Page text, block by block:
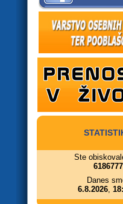
Ste
6186777
Danes
6.8.2026,